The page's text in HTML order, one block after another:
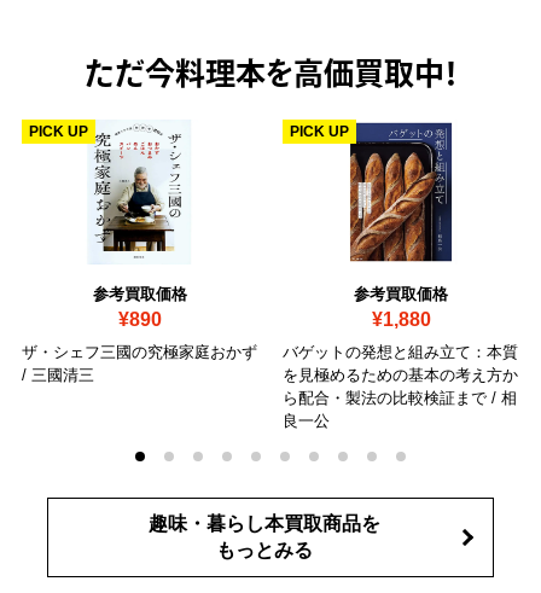
ただ今料理本を高価買取中！
参考買取価格
¥890
PICK UP
ザ・シェフ三國の究極家庭おかず
/ 三國清三
参考買取価格
¥1,880
PICK UP
バゲットの発想と組み立て：本質
を見極めるための基本の考え方か
ら配合・製法の比較検証まで / 相
良一公
趣味・暮らし本買取商品を
もっとみる